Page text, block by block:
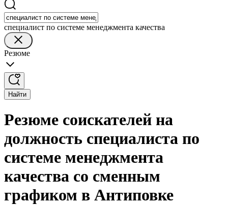
специалист по системе менеджмента качества
Резюме
Найти
Резюме соискателей на
должность специалиста по
системе менеджмента
качества со сменным
графиком в Антиповке